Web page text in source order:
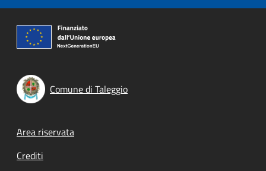
Comune di Taleggio
Footer menu
Area riservata
Crediti